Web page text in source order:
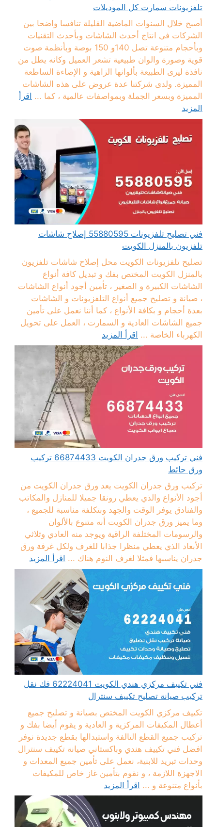
تلفزيونات سمارت كل الموديلات
أصبح خلال السنوات الماضية القليلة تنافسا واضحا بين
الشركات في انتاج أحدث الشاشات وبأحدث التقنيات
وبأحجام متنوعة تصل 140و 150 بوصة وبأنظمة صوت
قوية وصورة والوان طبيعية تشعر العميل وكانه يطل من
نافذة ليرى الطبيعة بألوانها الزاهية و الإضاءة الساطعة
المميزة. ولدى شركتنا عدة عروض على هذه الشاشات
المميزة وبسعر الجملة وبمواصفات عالمية ، كما ... اقرأ
المزيد
فني تصليح تلفزيونات 55880595 إصلاح شاشات
تلفزيون بالمنزل الكويت
تصليح تلفزيونات الكويت محل إصلاح شاشات تلفزيون
بالمنزل الكويت المختص بفك و تبديل كافة أنواع
الشاشات الكبيرة و الصغير ، تأمين أجود أنواع الشاشات
، صيانة و تصليح جميع أنواع التلفزيونات و الشاشات
بعدة أحجام و بكافة الأنواع ، كما أننا نعمل على تأمين
جميع الشاشات العادية و السمارت ، العمل على تحويل
الكهرباء الخاصة ... اقرأ المزيد
فني تركيب ورق جدران الكويت 66874433 تركيب
ورق حائط
تركيب ورق جدران الكويت يعد ورق جدران الكويت من
أجود الأنواع والذي يعطي رونقا جميلا للمنازل والمكاتب
والفنادق يوفر الوقت والجهد وبتكلفة مناسبة للجميع ،
وما يميز ورق جدران الكويت أنه متنوع بالألوان
والرسومات المختلفة الراقية ويوجد منه العادي وثلاثي
الأبعاد الذي يعطي منظرا جذابا للغرف ولكل غرفة ورق
جدران يناسبها فمثلا لغرف النوم هناك ... اقرأ المزيد
فني تكييف مركزي هندي الكويت 62224041 فك نقل
تركيب صيانة تصليح تكييف سنترال
تكييف مركزي الكويت المختص بصيانة و تصليح جميع
أعطال المكيفات المركزية و العادية و يقوم أيضا بفك و
تركيب جميع القطع التالفة واستبدالها بقطع جديدة نوفر
افضل فني تكييف هندي وباكستاني صيانة تكييف سنترال
وحدات تبريد للابنية، نعمل على تأمين جميع المعدات و
الاجهزة اللازمة ، و نقوم بتأمين غاز خاص للمكيفات
بأنواع متنوعة و ... اقرأ المزيد